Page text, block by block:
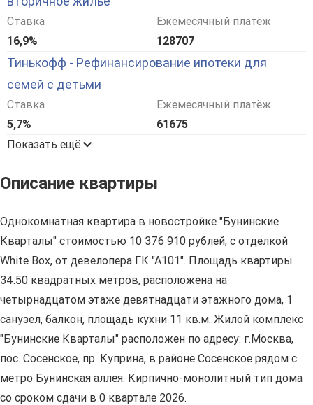
Ставка
16,9%
Ежемесячный платёж
128707
Тинькофф - Рефинансирование ипотеки для
семей с детьми
Ставка
5,7%
Ежемесячный платёж
61675
Показать ещё
Описание квартиры
Однокомнатная квартира в новостройке "Бунинские
Кварталы" стоимостью 10 376 910 рублей, с отделкой
White Box, от девелопера ГК "А101". Площадь квартиры
34.50 квадратных метров, расположена на
четырнадцатом этаже девятнадцати этажного дома, 1
санузел, балкон, площадь кухни 11 кв.м. Жилой комплекс
"Бунинские Кварталы" расположен по адресу: г.Москва,
пос. Сосенское, пр. Куприна, в районе Сосенское рядом с
метро Бунинская аллея. Кирпично-монолитный тип дома
со сроком сдачи в 0 квартале 2026.